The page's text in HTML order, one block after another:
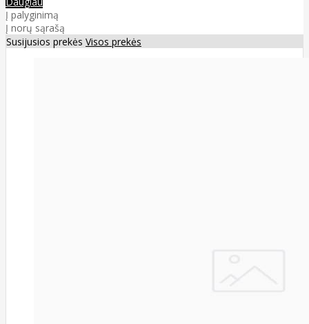
Į palyginimą
Į norų sąrašą
Susijusios prekės Visos prekės